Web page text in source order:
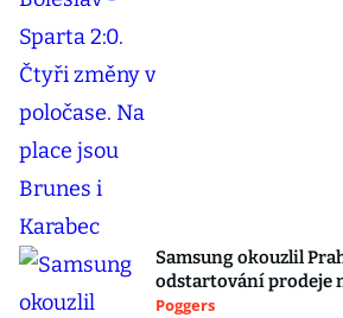
Samsung okouzlil
odstartování prodeje
Poggers